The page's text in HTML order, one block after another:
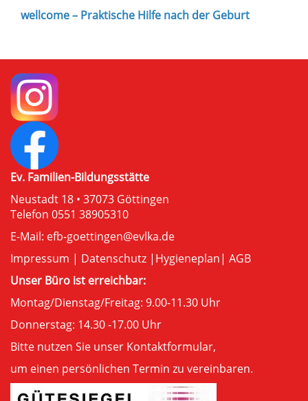
wellcome – Praktische Hilfe nach der Geburt
Ev. Familien-Bildungsstätte
Neustadt 18 • 37073 Göttingen
Telefon 0551 38905310
E-Mail: efb-goettingen@evlka.de
Impressum | Datenschutz | Hygieneplan| AGB
Unser Büro ist erreichbar:
Montag/Dienstag/Freitag: 9.00-11.30 Uhr
Donnerstag: 14.30 -17.00 Uhr
Bitte nutzen Sie unser Kontaktformular,
um einen persönlichen Termin zu vereinbaren.